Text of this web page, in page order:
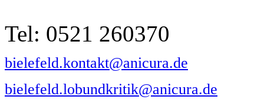
Tel: 0521 260370
bielefeld.kontakt@anicura.de
bielefeld.lobundkritik@anicura.de